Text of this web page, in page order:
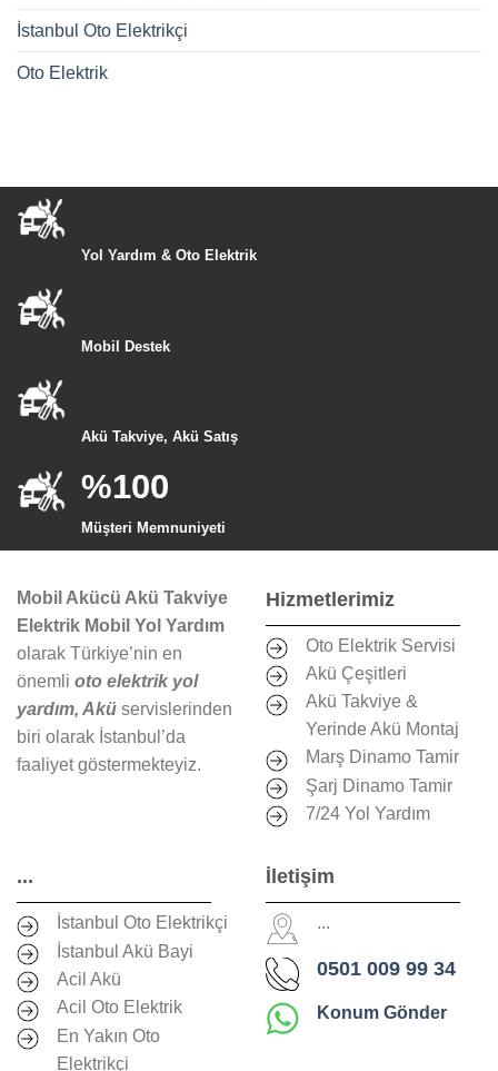
İstanbul Oto Elektrikçi
Oto Elektrik
Yol Yardım & Oto Elektrik
Mobil Destek
Akü Takviye, Akü Satış
%100
Müşteri Memnuniyeti
Mobil Akücü Akü Takviye
Elektrik Mobil Yol Yardım
olarak Türkiye’nin en
önemli oto elektrik yol
yardım, Akü servislerinden
biri olarak İstanbul’da
faaliyet göstermekteyiz.
Hizmetlerimiz
Oto Elektrik Servisi
Akü Çeşitleri
Akü Takviye &
Yerinde Akü Montaj
Marş Dinamo Tamir
Şarj Dinamo Tamir
7/24 Yol Yardım
...
İstanbul Oto Elektrikçi
İstanbul Akü Bayi
Acil Akü
Acil Oto Elektrik
En Yakın Oto
Elektrikçi
İletişim
...
0501 009 99 34
Konum Gönder